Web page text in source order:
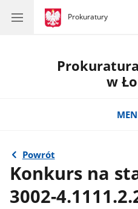
gov.pl
Prokuratury
gov.pl
Prokuratury
w
Powrót
Konkurs na
3002-